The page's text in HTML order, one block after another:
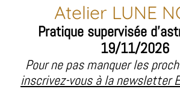
Atelier LUNE
Pratique supervisée
19/11/2026
Pour ne pas manquer les
inscrivez-vous à la newsletter